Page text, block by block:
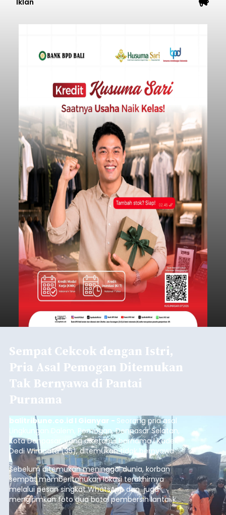
Sempat Cekcok dengan Istri,
Pria Asal Pemogan Ditemukan
Tak Bernyawa di Pantai
Purnama
balitribune.co.id I Gianyar - Seorang pria asal
Lingkungan Dalem, Pemogan, Denpasar Selatan,
Kota Denpasar, yang diketahui bernama I Kadek
Dedi Wiranata (35), ditemukan tidak bernyawa di
pesisir Pantai Purnama, Sukawati.
Sebelum ditemukan meninggal dunia, korban
sempat memberitahukan lokasi terakhirnya
melalui pesan singkat WhatsApp dan juga
mengirimkan foto dua botol pembersih lantai ke
istrinya.